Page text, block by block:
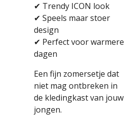
✔ Trendy ICON look
✔ Speels maar stoer
design
✔ Perfect voor warmere
dagen
Een fijn zomersetje dat
niet mag ontbreken in
de kledingkast van jouw
jongen.